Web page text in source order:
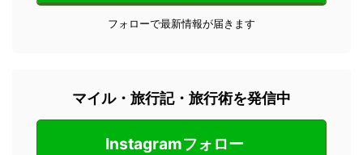
フォローで最新情報が届きます
マイル・旅行記・旅行術を発信中
Instagramフォロー